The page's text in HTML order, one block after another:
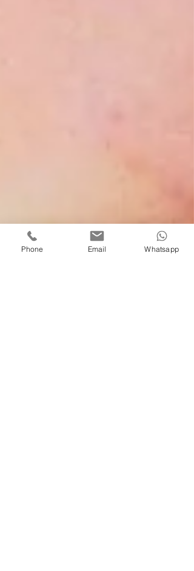
Phone Email Whatsapp